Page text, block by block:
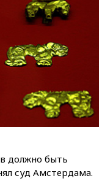
должно быть
суд Амстердама.